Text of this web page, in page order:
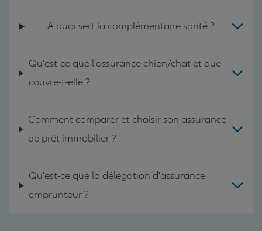
A quoi sert la complémentaire santé ?
Qu'est-ce que l'assurance chien/chat et que
couvre-t-elle ?
Comment comparer et choisir son assurance
de prêt immobilier ?
Qu'est-ce que la délégation d'assurance
emprunteur ?